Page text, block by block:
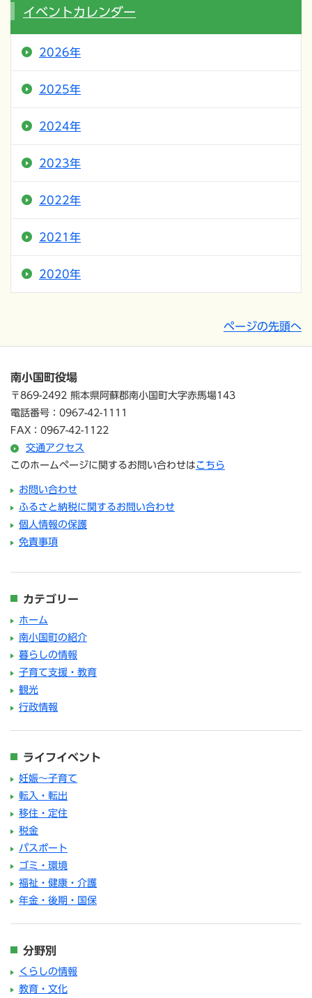
イベントカレンダー
2026年
2025年
2024年
2023年
2022年
2021年
2020年
ページの先頭へ
南小国町役場
〒869-2492 熊本県阿蘇郡南小国町大字赤馬場143
電話番号：0967-42-1111
FAX：0967-42-1122
交通アクセス
このホームページに関するお問い合わせは こちら
お問い合わせ
ふるさと納税に関するお問い合わせ
個人情報の保護
免責事項
カテゴリー
ホーム
南小国町の紹介
暮らしの情報
子育て支援・教育
観光
行政情報
ライフイベント
妊娠～子育て
転入・転出
移住・定住
税金
パスポート
ゴミ・環境
福祉・健康・介護
年金・後期・国保
分野別
くらしの情報
教育・文化